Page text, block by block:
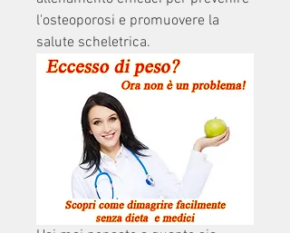
l'osteoporosi e promuovere la
salute scheletrica.